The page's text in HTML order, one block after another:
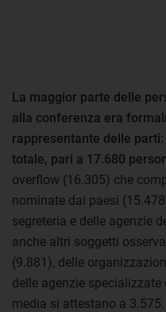
La maggior parte delle
alla conferenza era
rappresentante delle
totale, pari a 17.680
overflow (16.305) che
nominate dai paesi
segreteria e delle agenzie
anche altri soggetti
(9.881), delle
delle agenzie specializzate
media si attestano a 3.575.